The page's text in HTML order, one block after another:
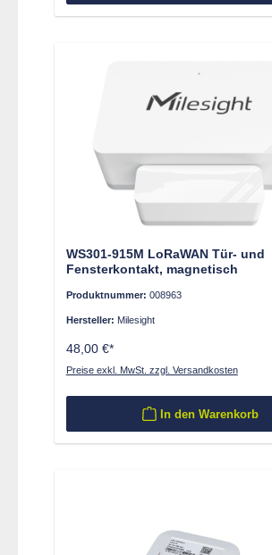
WS301-915M LoRaWAN Tür- und
Fensterkontakt, magnetisch
Produktnummer: 008963
Hersteller: Milesight
48,00 €*
Preise exkl. MwSt. zzgl. Versandkosten
In den Warenkorb